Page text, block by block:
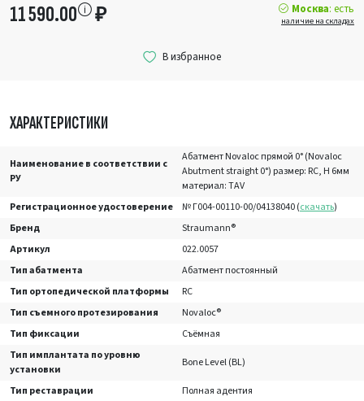
ХАРАКТЕРИСТИКИ
Наименование в соответствии с
РУ
Абатмент Novaloc прямой 0° (Novaloc
Abutment straight 0°) размер: RC, H 6мм
материал: TAV
Регистрационное удостоверение
№ Г004-00110-00/04138040 (скачать)
Бренд
Straumann®
Артикул
022.0057
Тип абатмента
Абатмент постоянный
Тип ортопедической платформы
RC
Тип съемного протезирования
Novaloc®
Тип фиксации
Съёмная
Тип имплантата по уровню
установки
Bone Level (BL)
Тип реставрации
Полная адентия
11 590.00 ₽ Москва: есть
наличие на складах